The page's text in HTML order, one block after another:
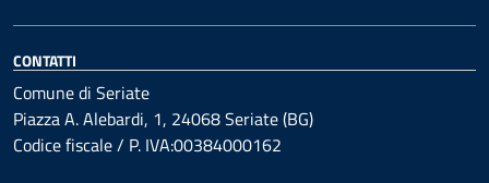
CONTATTI
Comune di Seriate
Piazza A. Alebardi, 1, 24068 Seriate (BG)
Codice fiscale / P. IVA:00384000162